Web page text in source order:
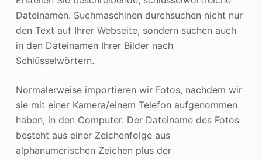
Dateinamen. Suchmaschinen durchsuchen nicht nur
den Text auf Ihrer Webseite, sondern suchen auch
in den Dateinamen Ihrer Bilder nach
Schlüsselwörtern.
Normalerweise importieren wir Fotos, nachdem wir
sie mit einer Kamera/einem Telefon aufgenommen
haben, in den Computer. Der Dateiname des Fotos
besteht aus einer Zeichenfolge aus
alphanumerischen Zeichen plus der